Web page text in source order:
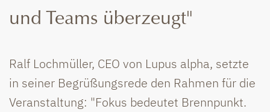
und Teams überzeugt"
Ralf Lochmüller, CEO von Lupus alpha, setzte
in seiner Begrüßungsrede den Rahmen für die
Veranstaltung: "Fokus bedeutet Brennpunkt.